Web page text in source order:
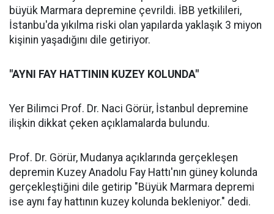
büyük Marmara depremine çevrildi. İBB yetkilileri,
İstanbu'da yıkılma riski olan yapılarda yaklaşık 3 miyon
kişinin yaşadığını dile getiriyor.
"AYNI FAY HATTININ KUZEY KOLUNDA"
Yer Bilimci Prof. Dr. Naci Görür, İstanbul depremine
ilişkin dikkat çeken açıklamalarda bulundu.
Prof. Dr. Görür, Mudanya açıklarında gerçekleşen
depremin Kuzey Anadolu Fay Hattı'nın güney kolunda
gerçekleştiğini dile getirip "Büyük Marmara depremi
ise aynı fay hattının kuzey kolunda bekleniyor." dedi.